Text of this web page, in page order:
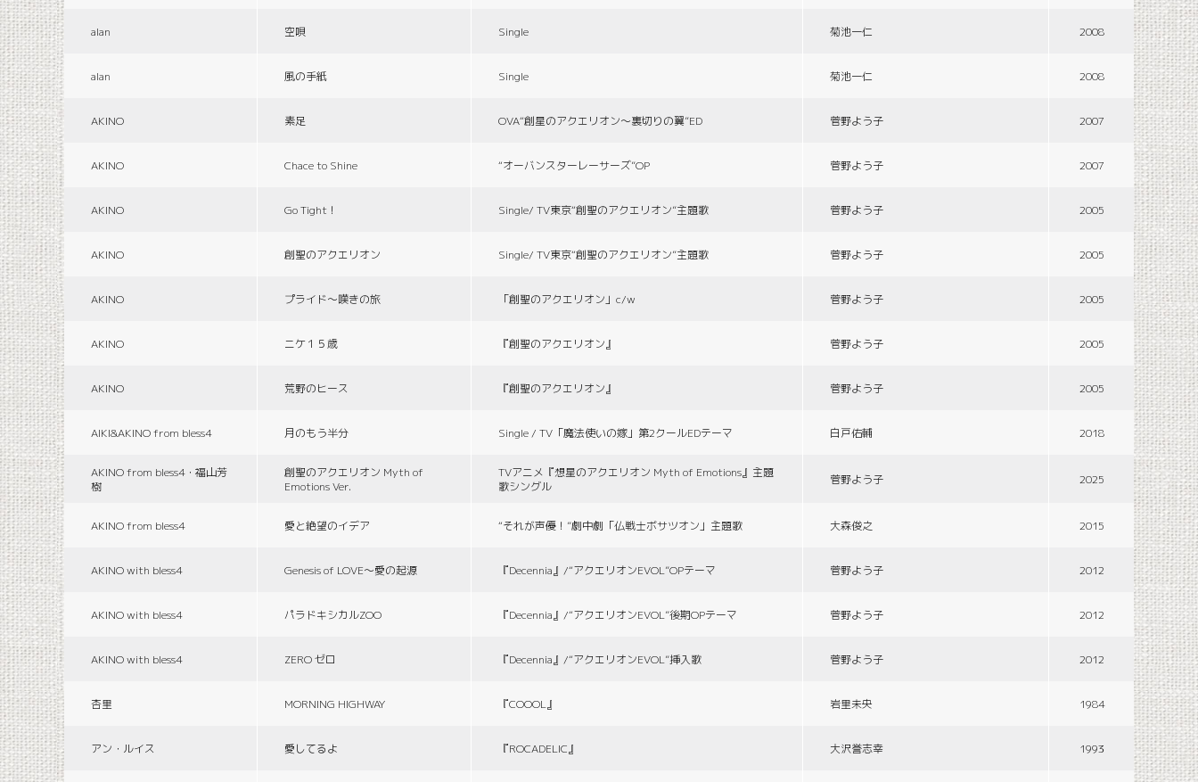
alan 空唄 Single 菊池一仁 2008
alan 風の手紙 Single 菊池一仁 2008
AKINO 素足 OVA“創星のアクエリオン〜裏切りの翼”ED 菅野よう子 2007
AKINO Chace to Shine “オーバンスターレーサーズ”OP 菅野よう子 2007
AKINO Go Tight！ Single/ TV東京“創聖のアクエリオン”主題歌 菅野よう子 2005
AKINO 創聖のアクエリオン Single/ TV東京“創聖のアクエリオン”主題歌 菅野よう子 2005
AKINO プライド〜嘆きの旅 「創聖のアクエリオン」c/w 菅野よう子 2005
AKINO ニケ１５歳 『創聖のアクエリオン』 菅野よう子 2005
AKINO 荒野のヒース 『創聖のアクエリオン』 菅野よう子 2005
AIKI&AKINO from bless4 月のもう半分 Single / TV「魔法使いの嫁」第2クールEDテーマ 白戸佑輔 2018
AKINO from bless4・福山芳
樹
創聖のアクエリオン Myth of
Emotions Ver.
TVアニメ『想星のアクエリオン Myth of Emotions』主題
歌シングル
菅野よう子 2025
AKINO from bless4 愛と絶望のイデア “それが声優！”劇中劇「仏戦士ボサツオン」主題歌 大森俊之 2015
AKINO with bless4 Genesis of LOVE〜愛の起源 『Decennia』/“アクエリオンEVOL”OPテーマ 菅野よう子 2012
AKINO with bless4 パラドキシカルZOO 『Decennia』/“アクエリオンEVOL”後期OPテーマ 菅野よう子 2012
AKINO with bless4 ZERO ゼロ 『Decennia』/“アクエリオンEVOL”挿入歌 菅野よう子 2012
杏里 MORNING HIGHWAY 『COOOL』 岩里未央 1984
アン・ルイス 愛してるよ 『ROCADELIC』 大沢誉志幸 1993